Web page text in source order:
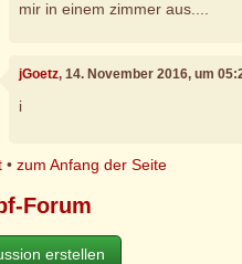
mir in einem zimmer aus....
jGoetz, 14. November 2016, um
i
•zum Anfang der Seite
Forum
erstellen